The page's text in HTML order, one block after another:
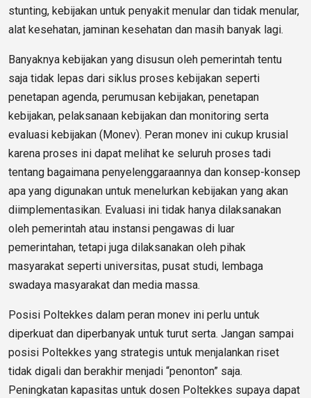
stunting, kebijakan untuk penyakit menular dan tidak menular,
alat kesehatan, jaminan kesehatan dan masih banyak lagi.
Banyaknya kebijakan yang disusun oleh pemerintah tentu
saja tidak lepas dari siklus proses kebijakan seperti
penetapan agenda, perumusan kebijakan, penetapan
kebijakan, pelaksanaan kebijakan dan monitoring serta
evaluasi kebijakan (Monev). Peran monev ini cukup krusial
karena proses ini dapat melihat ke seluruh proses tadi
tentang bagaimana penyelenggaraannya dan konsep-konsep
apa yang digunakan untuk menelurkan kebijakan yang akan
diimplementasikan. Evaluasi ini tidak hanya dilaksanakan
oleh pemerintah atau instansi pengawas di luar
pemerintahan, tetapi juga dilaksanakan oleh pihak
masyarakat seperti universitas, pusat studi, lembaga
swadaya masyarakat dan media massa.
Posisi Poltekkes dalam peran monev ini perlu untuk
diperkuat dan diperbanyak untuk turut serta. Jangan sampai
posisi Poltekkes yang strategis untuk menjalankan riset
tidak digali dan berakhir menjadi “penonton” saja.
Peningkatan kapasitas untuk dosen Poltekkes supaya dapat